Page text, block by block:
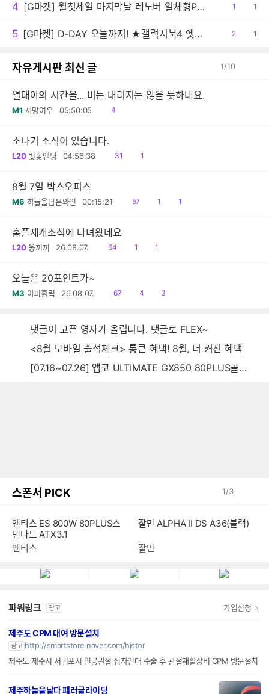
4 [G마켓] 월첫세일 마지막날 레노버 일체형PC 아이디어센터 27AKP10 F0JE000SKR 최종 99만원대!
공1
댓1
5 [G마켓] D-DAY 오늘까지! ★갤럭시북4 엣지 월 첫 세일 특가(109만/무배)
공
2
댓1
자유게시판 최신 글 1/10
열대야의 시간을... 비는 내리지는 않을 듯하네요.
M1 까망여우 05:50:05
읽
4
소나기 소식이 있습니다.
L20 벗꽃엔딩 04:56:38
읽
31
댓1
8월 7일 박스오피스
M6 하늘을담은와인 00:15:21
읽
57
공1
댓1
홈플재개소식에 다녀왔네요
L20 웅끼끼 26.08.07.
읽
64
공1
댓1
오늘은 20포인트가~
M3 아피홀릭 26.08.07.
읽
67
공
4
댓
3
댓글이 고픈 영자가 올립니다. 댓글로 FLEX~
<8월 모바일 출석체크> 통큰 혜택! 8월, 더 커진 혜택
[07.16~07.26] 앱코 ULTIMATE GX850 80PLUS골드 풀모듈러 ATX3.0 블랙
스폰서 PICK 1/3
엔티스 ES 800W 80PLUS스
탠다드 ATX3.1
파워링크 광고
제주도 CPM 대여 방문설치
광고 http://smartstore.naver.com/hjstor
제주도 제주시 서귀포시 인공관절 십자인대 수술 후 관절재활장비 CPM 방문설치